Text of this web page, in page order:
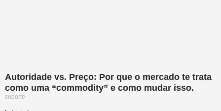
Autoridade vs. Preço: Por que o mercado te trata
como uma “commodity” e como mudar isso.
suporte